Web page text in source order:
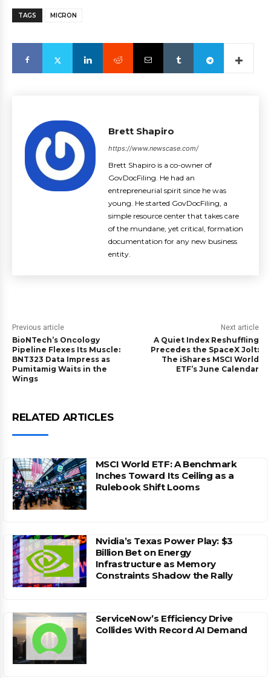
TAGS MICRON
Brett Shapiro
https://www.newscase.com/
Brett Shapiro is a co-owner of
GovDocFiling. He had an
entrepreneurial spirit since he was
young. He started GovDocFiling, a
simple resource center that takes care
of the mundane, yet critical, formation
documentation for any new business
entity.
Previous article
BioNTech’s Oncology
Pipeline Flexes Its Muscle:
BNT323 Data Impress as
Pumitamig Waits in the
Wings
Next article
A Quiet Index Reshuffling
Precedes the SpaceX Jolt:
The iShares MSCI World
ETF’s June Calendar
RELATED ARTICLES
MSCI World ETF: A Benchmark
Inches Toward Its Ceiling as a
Rulebook Shift Looms
Nvidia’s Texas Power Play: $3
Billion Bet on Energy
Infrastructure as Memory
Constraints Shadow the Rally
ServiceNow’s Efficiency Drive
Collides With Record AI Demand